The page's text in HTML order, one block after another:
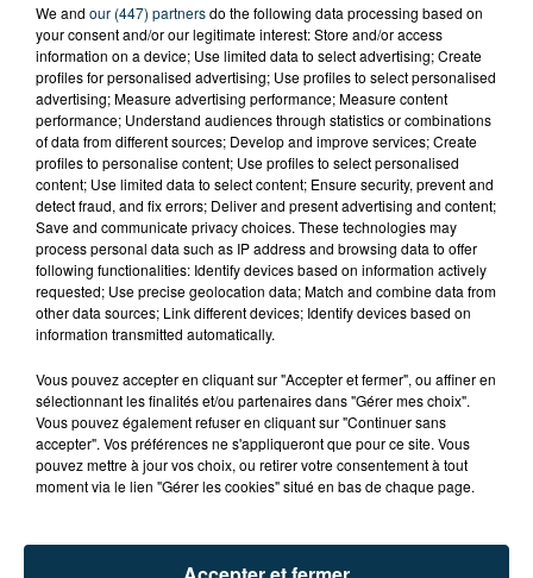
TITRES DIFFUSÉS
23h35
23h35 23h35
23h35
We and our (447) partnersdo the following data processing based on
your consent and/or our legitimate interest: Store and/or access
information on a device; Use limited data to select advertising; Create
profiles for personalised advertising; Use profiles to select personalised
advertising; Measure advertising performance; Measure content
performance; Understand audiences through statistics or combinations
of data from different sources; Develop and improve services; Create
profiles to personalise content; Use profiles to select personalised
content; Use limited data to select content; Ensure security, prevent and
detect fraud, and fix errors; Deliver and present advertising and content;
Save and communicate privacy choices. These technologies may
process personal data such as IP address and browsing data to offer
following functionalities: Identify devices based on information actively
requested; Use precise geolocation data; Match and combine data from
other data sources; Link different devices; Identify devices based on
information transmitted automatically.
Vous pouvez accepter en cliquant sur "Accepter et fermer", ou affiner en
sélectionnant les finalités et/ou partenaires dans "Gérer mes choix".
Vous pouvez également refuser en cliquant sur "Continuer sans
accepter". Vos préférences ne s'appliqueront que pour ce site. Vous
pouvez mettre à jour vos choix, ou retirer votre consentement à tout
moment via le lien "Gérer les cookies" situé en bas de chaque page.